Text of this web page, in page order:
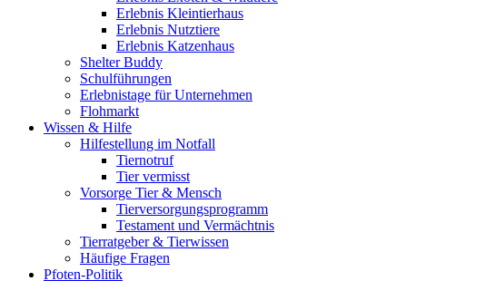
Erlebnis Kleintierhaus
Erlebnis Nutztiere
Erlebnis Katzenhaus
Shelter Buddy
Schulführungen
Erlebnistage für Unternehmen
Flohmarkt
Wissen & Hilfe
Hilfestellung im Notfall
Tiernotruf
Tier vermisst
Vorsorge Tier & Mensch
Tierversorgungsprogramm
Testament und Vermächtnis
Tierratgeber & Tierwissen
Häufige Fragen
Pfoten-Politik